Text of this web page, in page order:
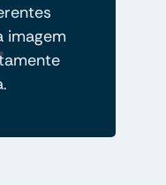
imagem